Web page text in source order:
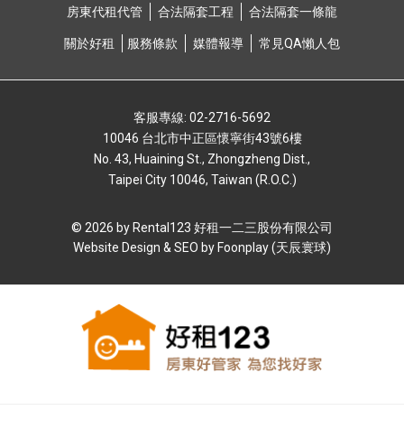
房東代租代管 合法隔套⼯程 合法隔套⼀條龍
關於好租 服務條款 媒體報導 常⾒QA懶⼈包
客服專線: 02-2716-5692
10046 台北市中正區懷寧街43號6樓
No. 43, Huaining St., Zhongzheng Dist.,
Taipei City 10046, Taiwan (R.O.C.)
© 2026 by Rental123 好租⼀⼆三股份有限公司
Website Design & SEO byFoonplay (天辰寰球)